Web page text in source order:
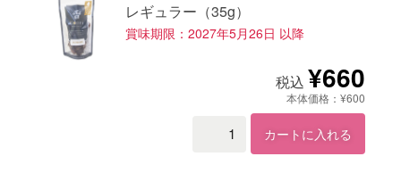
レギュラー（35g）
賞味期限：2027年5月26日 以降
税込 ¥660
本体価格：¥600
カートに入れる